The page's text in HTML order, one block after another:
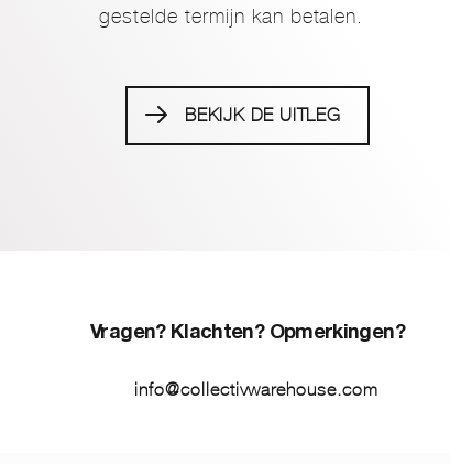
gestelde termijn kan betalen.
BEKIJK DE UITLEG
Vragen? Klachten? Opmerkingen?
info@collectivwarehouse.com